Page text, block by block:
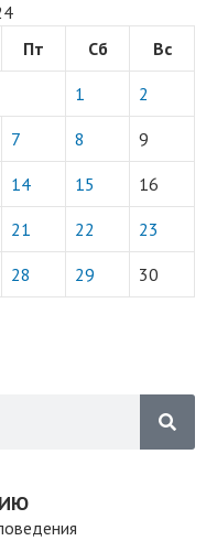
Пт Сб Вс
1 2
7 8 9
14 15 16
21 22 23
28 29 30